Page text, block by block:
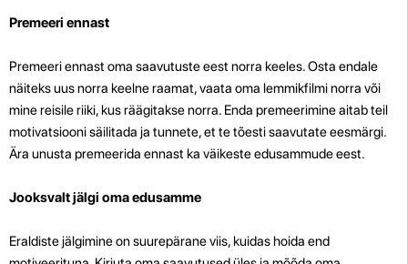
Premeeri ennast
Premeeri ennast oma saavutuste eest norra keeles. Osta endale
näiteks uus norra keelne raamat, vaata oma lemmikfilmi norra või
mine reisile riiki, kus räägitakse norra. Enda premeerimine aitab teil
motivatsiooni säilitada ja tunnete, et te tõesti saavutate eesmärgi.
Ära unusta premeerida ennast ka väikeste edusammude eest.
Jooksvalt jälgi oma edusamme
Eraldiste jälgimine on suurepärane viis, kuidas hoida end